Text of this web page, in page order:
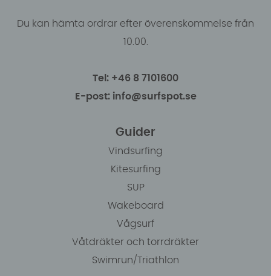
Du kan hämta ordrar efter överenskommelse från
10.00.
Tel: +46 8 7101600
E-post: info@surfspot.se
Guider
Vindsurfing
Kitesurfing
SUP
Wakeboard
Vågsurf
Våtdräkter och torrdräkter
Swimrun/Triathlon